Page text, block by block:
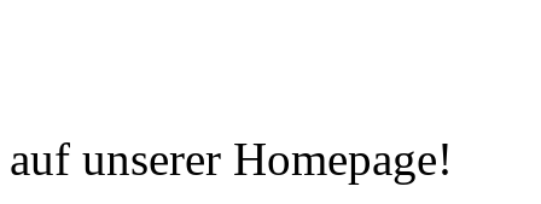
auf unserer Homepage!